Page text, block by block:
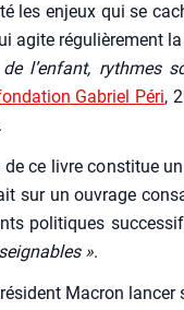
les enjeux qui se
agite régu­liè­re­ment
de l’enfant, rythmes
Gabriel Péri,
de ce livre consti­tue
sur un ouvrage
poli­tiques
».
Macron